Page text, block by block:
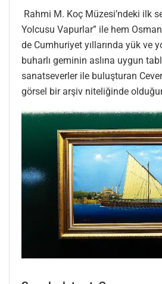
Rahmi M. Koç Müzesi’ndeki ilk
Yolcusu Vapurlar” ile hem
de Cumhuriyet yıllarında yük ve
buharlı geminin aslına uygun
sanatseverler ile buluşturan
görsel bir arşiv niteliğinde